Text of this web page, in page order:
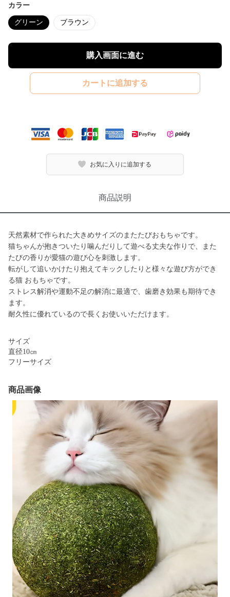
カラー
グリーン ブラウン
購入画面に進む
カートに追加する
お気に入りに追加する
商品説明
天然素材で作られた大きめサイズのまたたびおもちゃです。
猫ちゃんが抱きついたり噛んだりして遊べる丈夫な作りで、また
たびの香りが愛猫の遊び心を刺激します。
転がして追いかけたり抱えてキックしたりと様々な遊び方ができ
る猫 おもちゃです。
ストレス解消や運動不足の解消に最適で、歯磨き効果も期待でき
ます。
耐久性に優れているので長くお使いいただけます。
サイズ
直径10㎝
フリーサイズ
商品画像